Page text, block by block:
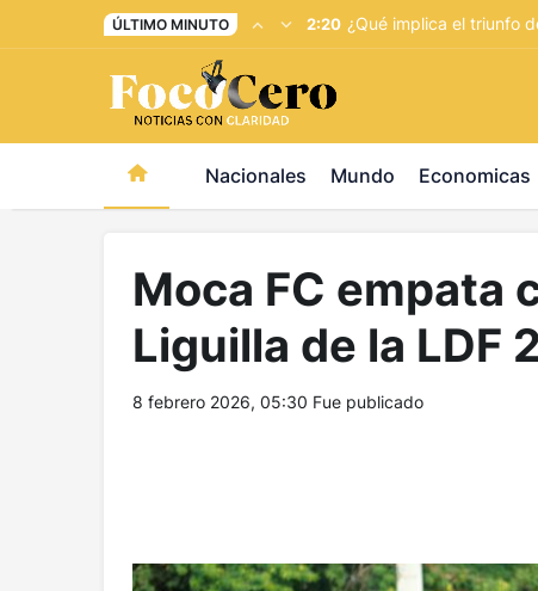
pusulabet giriş-trwin giriş levabet - vizebet giriş -
ÚLTIMO MINUTO 2:20 ¿Qué implica el triunfo
Nacionales Mundo Economicas
Moca FC empata
Liguilla de la LDF
8 febrero 2026, 05:30 Fue publicado